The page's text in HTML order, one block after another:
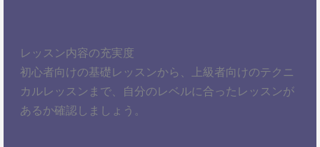
レッスン内容の充実度
初心者向けの基礎レッスンから、上級者向けのテクニ
カルレッスンまで、自分のレベルに合ったレッスンが
あるか確認しましょう。